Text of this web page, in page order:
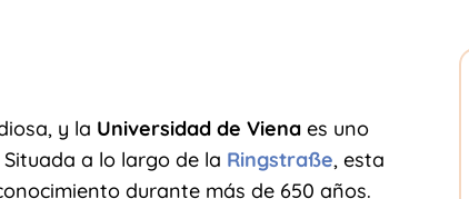
y la Universidad de Viena es uno
a lo largo de la Ringstraße, esta
durante más de 650 años.